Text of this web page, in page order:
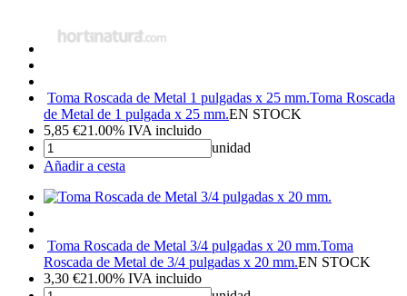
Toma Roscada de Metal 1 pulgadas x 25 mm.Toma Roscada
de Metal de 1 pulgada x 25 mm.EN STOCK
5,85 €21.00% IVA incluido
unidad
Añadir a cesta
Toma Roscada de Metal 3/4 pulgadas x 20 mm.Toma
Roscada de Metal de 3/4 pulgadas x 20 mm.EN STOCK
3,30 €21.00% IVA incluido